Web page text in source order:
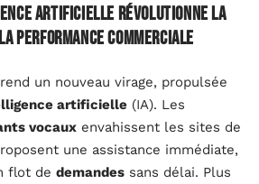
artificielle révolutionne la
performance commerciale
un nouveau virage, propulsée
artificielle (IA). Les
vocaux envahissent les sites de
une assistance immédiate,
flot de demandes sans délai. Plus